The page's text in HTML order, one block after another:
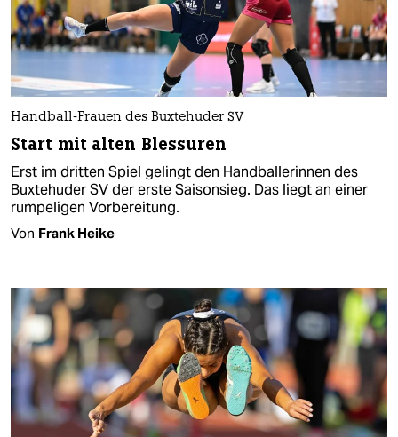
Handball-Frauen des Buxtehuder SV
Start mit alten Blessuren
Erst im dritten Spiel gelingt den Handballerinnen des
Buxtehuder SV der erste Saisonsieg. Das liegt an einer
rumpeligen Vorbereitung.
Von Frank Heike